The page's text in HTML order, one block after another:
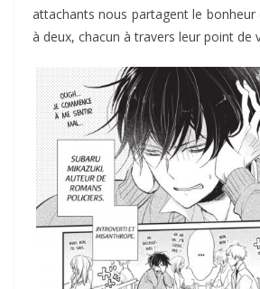
attachants nous partagent le bonheur
à deux, chacun à travers leur point de